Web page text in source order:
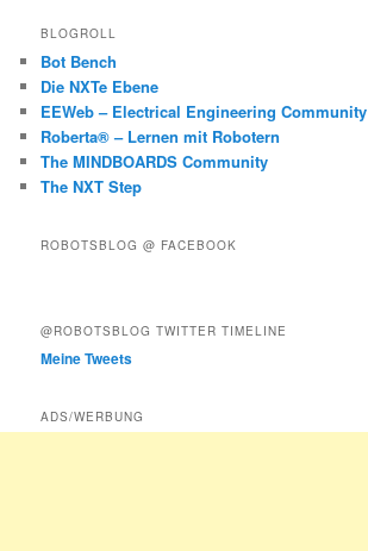
BLOGROLL
Bot Bench
Die NXTe Ebene
EEWeb – Electrical Engineering Community
Roberta® – Lernen mit Robotern
The MINDBOARDS Community
The NXT Step
ROBOTSBLOG @ FACEBOOK
@ROBOTSBLOG TWITTER TIMELINE
Meine Tweets
ADS/WERBUNG